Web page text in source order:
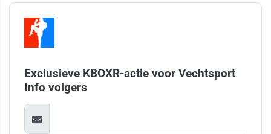
Exclusieve KBOXR-actie voor Vechtsport
Info volgers